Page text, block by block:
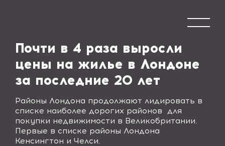
Почти в 4 раза выросли
цены на жилье в Лондоне
за последние 20 лет
Районы Лондона продолжают лидировать в
списке наиболее дорогих районов для
покупки недвижимости в Великобритании.
Первые в списке районы Лондона
Кенсингтон и Челси.